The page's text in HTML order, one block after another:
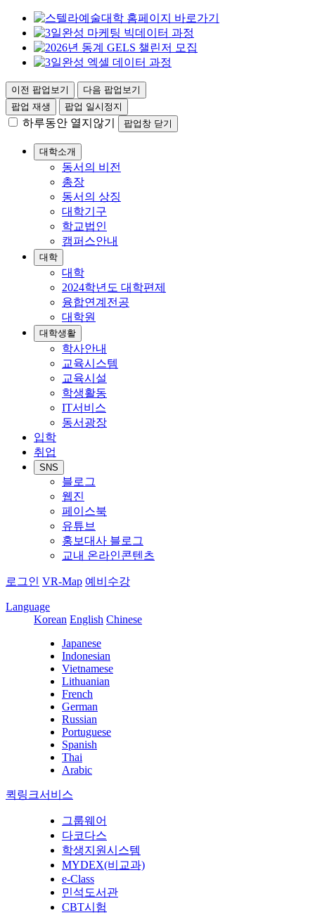
이전 팝업보기
다음 팝업보기
팝업 재생
팝업 일시정지
하루동안 열지않기 팝업창 닫기
대학소개
동서의 비전
총장
동서의 상징
대학기구
학교법인
캠퍼스안내
대학
대학
2024학년도 대학편제
융합연계전공
대학원
대학생활
학사안내
교육시스템
교육시설
학생활동
IT서비스
동서광장
입학
취업
SNS
블로그
웹진
페이스북
유튜브
홍보대사 블로그
교내 온라인콘텐츠
로그인 VR-Map 예비수강
Language
Korean English Chinese
Japanese
Indonesian
Vietnamese
Lithuanian
French
German
Russian
Portuguese
Spanish
Thai
Arabic
퀵링크서비스
그룹웨어
다코다스
학생지원시스템
MYDEX(비교과)
e-Class
민석도서관
CBT시험